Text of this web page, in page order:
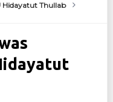
Hidayatut Thullab